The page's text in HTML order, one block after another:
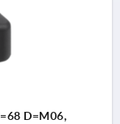
D=M06,